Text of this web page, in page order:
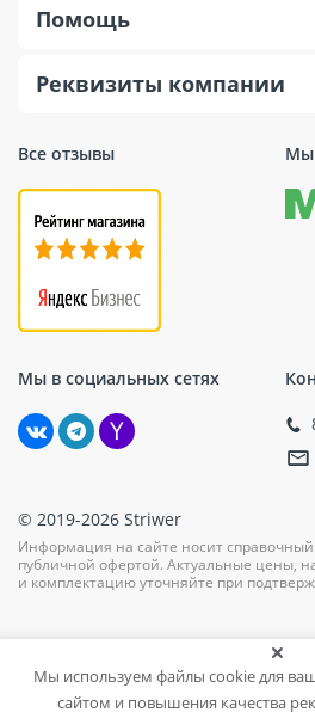
Количество в упаковке: В
находится 400 штук, что
так и крупномасштабное
необходимости частых
Материал стержня/
гарантирует высокую
долгий срок службы.
Тарельчатые элементы
Они эффективно помогают в
используются при монтаже
зданий. Благодаря своей
на крепежные точки и
повреждения
Инструкция по
должна быть чистой и
Отмерьте необходимое
зависимости от площади
Все отзывы Мы
Мы в социальных сетях
Помощь
Реквизиты компании
© 2019-2026 Striwer
Информация на сайте носит справочный
публичной офертой. Актуальные цены,
и комплектацию уточняйте при
Мы используем файлы cookie для
сайтом и повышения качества